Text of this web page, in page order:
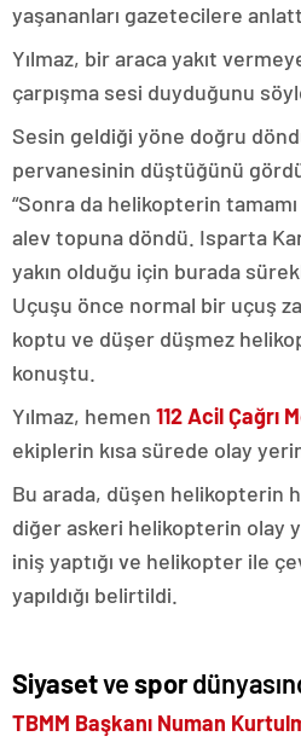
yaşananları gazetecilere
Yılmaz, bir araca yakıt
çarpışma sesi duyduğunu
Sesin geldiği yöne doğru
pervanesinin düştüğünü
“Sonra da helikopterin
alev topuna döndü. Isparta
yakın olduğu için burada
Uçuşu önce normal bir uçuş
koptu ve düşer düşmez
konuştu.
Yılmaz, hemen 112 Acil Çağrı
ekiplerin kısa sürede olay
Bu arada, düşen helikopterin
diğer askeri helikopterin olay
iniş yaptığı ve helikopter ile
yapıldığı belirtildi.
Siyasetvespor
TBMM Başkanı Numan